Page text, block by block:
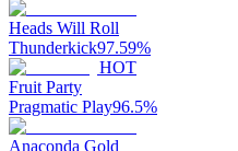
Heads Will Roll
Thunderkick97.59%
HOT
Fruit Party
Pragmatic Play96.5%
Anaconda Gold